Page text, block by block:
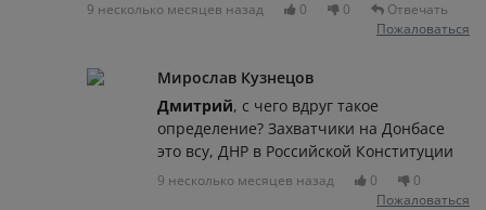
9 несколько месяцев назад 0 0
Отвечать
Пожаловаться
Мирослав Кузнецов
Дмитрий, с чего вдруг такое
определение? Захватчики на Донбасе
это всу, ДНР в Российской Конституции
9 несколько месяцев назад 0
0
Пожаловаться